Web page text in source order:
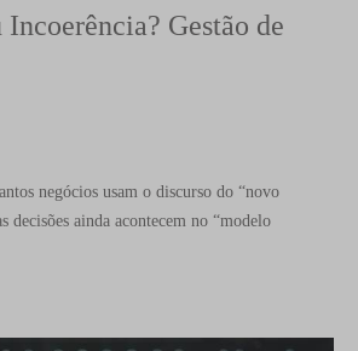
Gestão de
negócios usam o discurso do “novo
decisões ainda acontecem no “modelo